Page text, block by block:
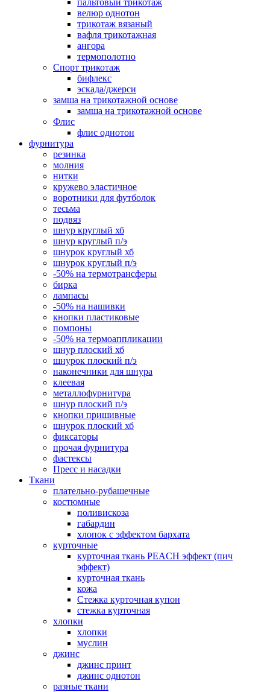
пальтовый трикотаж
велюр однотон
трикотаж вязаный
вафля трикотажная
ангора
термополотно
Спорт трикотаж
бифлекс
эскада/джерси
замша на трикотажной основе
замша на трикотажной основе
Флис
флис однотон
фурнитура
резинка
молния
нитки
кружево эластичное
воротники для футболок
тесьма
подвяз
шнур круглый хб
шнур круглый п/э
шнурок круглый хб
шнурок круглый п/э
-50% на термотрансферы
бирка
лампасы
-50% на нашивки
кнопки пластиковые
помпоны
-50% на термоаппликации
шнур плоский хб
шнурок плоский п/э
наконечники для шнура
клеевая
металлофурнитура
шнур плоский п/э
кнопки пришивные
шнурок плоский хб
фиксаторы
прочая фурнитура
фастексы
Пресс и насадки
Ткани
плательно-рубашечные
костюмные
поливискоза
габардин
хлопок с эффектом бархата
курточные
курточная ткань PEACH эффект (пич
эффект)
курточная ткань
кожа
Стежка курточная купон
стежка курточная
хлопки
хлопки
муслин
джинс
джинс принт
джинс однотон
разные ткани